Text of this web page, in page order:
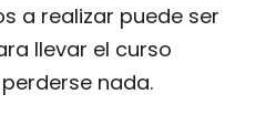
a realizar puede ser
llevar el curso
nada.